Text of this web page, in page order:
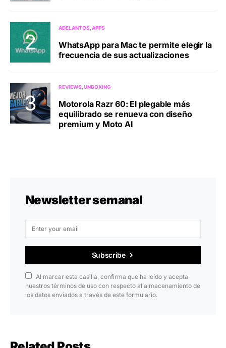
ADELANTOS APPS
WhatsApp para Mac te permite elegir la
frecuencia de sus actualizaciones
REVIEWS UNBOXING
Motorola Razr 60: El plegable más
equilibrado se renueva con diseño
premium y Moto AI
Newsletter semanal
Subscribe
Al marcar esta casilla, confirma que ha leído y acepta
nuestros términos de uso con respecto al almacenamiento de
los datos enviados a través de este formulario.